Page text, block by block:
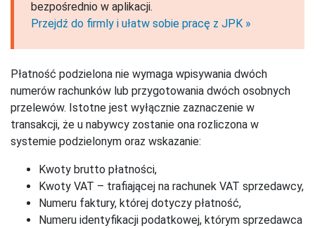
bezpośrednio w aplikacji.
Przejdź do firmly i ułatw sobie pracę z JPK »
Płatność podzielona nie wymaga wpisywania dwóch
numerów rachunków lub przygotowania dwóch osobnych
przelewów. Istotne jest wyłącznie zaznaczenie w
transakcji, że u nabywcy zostanie ona rozliczona w
systemie podzielonym oraz wskazanie:
Kwoty brutto płatności,
Kwoty VAT – trafiającej na rachunek VAT sprzedawcy,
Numeru faktury, której dotyczy płatność,
Numeru identyfikacji podatkowej, którym sprzedawca